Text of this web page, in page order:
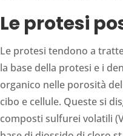
Le protesi
Le protesi tendono a
la base della protesi e i
organico nelle porosità
cibo e cellule. Queste si
composti sulfurei volatili